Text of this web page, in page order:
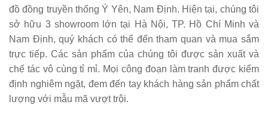
đồ đồng truyền thống Ý Yên, Nam Định. Hiện tại, chúng tôi
sở hữu 3 showroom lớn tại Hà Nội, TP. Hồ Chí Minh và
Nam Định, quý khách có thể đến tham quan và mua sắm
trực tiếp. Các sản phẩm của chúng tôi được sản xuất và
chế tác vô cùng tỉ mỉ. Mọi công đoạn làm tranh được kiểm
định nghiêm ngặt, đem đến tay khách hàng sản phẩm chất
lượng với mẫu mã vượt trội.